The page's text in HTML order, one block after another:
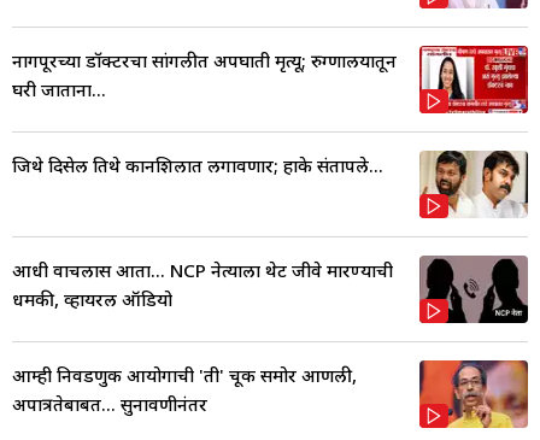
नागपूरच्या डॉक्टरचा सांगलीत अपघाती मृत्यू; रुग्णालयातून
घरी जाताना...
जिथे दिसेल तिथे कानशिलात लगावणार; हाके संतापले...
आधी वाचलास आता... NCP नेत्याला थेट जीवे मारण्याची
धमकी, व्हायरल ऑडियो
आम्ही निवडणुक आयोगाची 'ती' चूक समोर आणली,
अपात्रतेबाबत... सुनावणीनंतर